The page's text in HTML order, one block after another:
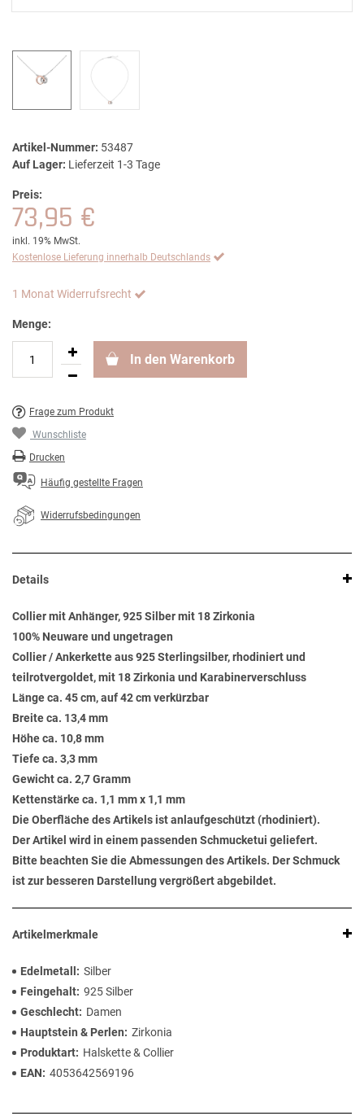
Artikel-Nummer: 53487
Auf Lager: Lieferzeit 1-3 Tage
Preis:
73,95 €
inkl. 19% MwSt.
Kostenlose Lieferung innerhalb Deutschlands
1 Monat Widerrufsrecht
Menge:
In den Warenkorb
Frage zum Produkt
Wunschliste
Drucken
Häufig gestellte Fragen
Widerrufsbedingungen
Details
Collier mit Anhänger, 925 Silber mit 18 Zirkonia
100% Neuware und ungetragen
Collier / Ankerkette aus 925 Sterlingsilber, rhodiniert und
teilrotvergoldet, mit 18 Zirkonia und Karabinerverschluss
Länge ca. 45 cm, auf 42 cm verkürzbar
Breite ca. 13,4 mm
Höhe ca. 10,8 mm
Tiefe ca. 3,3 mm
Gewicht ca. 2,7 Gramm
Kettenstärke ca. 1,1 mm x 1,1 mm
Die Oberfläche des Artikels ist anlaufgeschützt (rhodiniert).
Der Artikel wird in einem passenden Schmucketui geliefert.
Bitte beachten Sie die Abmessungen des Artikels. Der Schmuck
ist zur besseren Darstellung vergrößert abgebildet.
Artikelmerkmale
Edelmetall
Silber
Feingehalt 925 Silber
Geschlecht
Damen
Hauptstein & Perlen
Zirkonia
Produktart
Halskette & Collier
EAN
4053642569196